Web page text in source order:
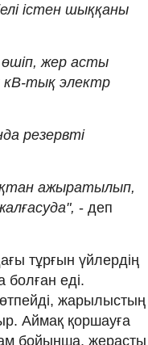
істен шыққаны
жер асты
кВ-тық электр
резервті
ажыратылып,
- деп
тұрғын үйлердің
болған еді.
жарылыстың
Аймақ қоршауға
бойынша, жерасты